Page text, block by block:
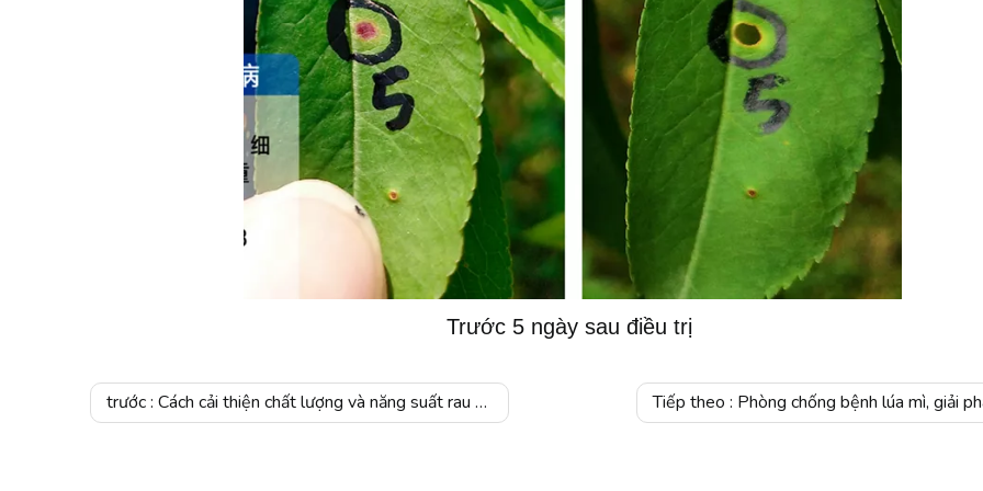
Trước 5 ngày sau điều trị
trước : Cách cải thiện chất lượng và năng suất rau vào đầu xuân Tiếp theo : Phòng chống bệnh lúa mì, giải pháp